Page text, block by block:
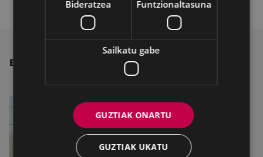
BESTE ALBISTE BATZUK
Bideratzea Funtzionaltasuna
Sailkatu gabe
GUZTIAK ONARTU
GUZTIAK UKATU